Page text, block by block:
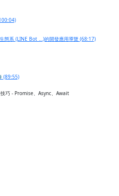
態系 (LINE Bot ...)的開發應用導覽 (68:17)
(89:55)
技巧 - Promise、Async、Await